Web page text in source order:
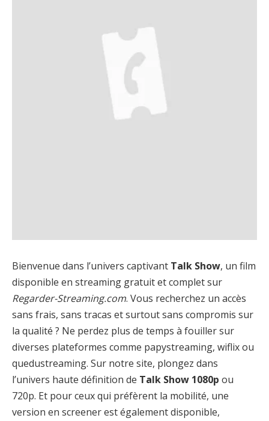
Bienvenue dans l’univers captivant Talk Show, un film
disponible en streaming gratuit et complet sur
Regarder-Streaming.com. Vous recherchez un accès
sans frais, sans tracas et surtout sans compromis sur
la qualité ? Ne perdez plus de temps à fouiller sur
diverses plateformes comme papystreaming, wiflix ou
quedustreaming. Sur notre site, plongez dans
l’univers haute définition de Talk Show 1080p ou
720p. Et pour ceux qui préfèrent la mobilité, une
version en screener est également disponible,